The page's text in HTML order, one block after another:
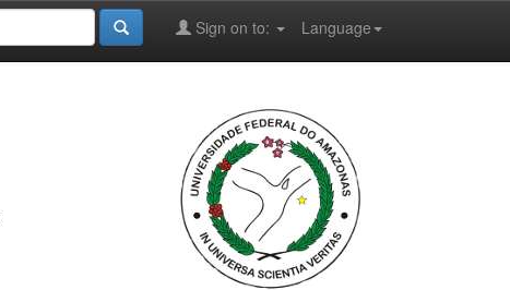
Language
Sign on to: